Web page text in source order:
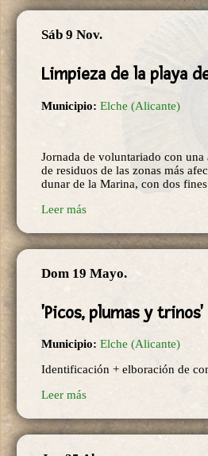
Sáb 9 Nov.
Limpieza de la playa
Municipio: Elche (Alicante)
Jornada de voluntariado con
de residuos de las zonas más
dunar de la Marina, con dos
Leer más
Dom 19 Mayo.
'Picos, plumas y trinos'
Municipio: Elche (Alicante)
Identificación + elboración de
Leer más